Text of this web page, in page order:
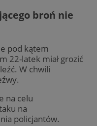
broń nie
pod kątem
22-latek miał grozić
W chwili
na celu
na
policjantów.